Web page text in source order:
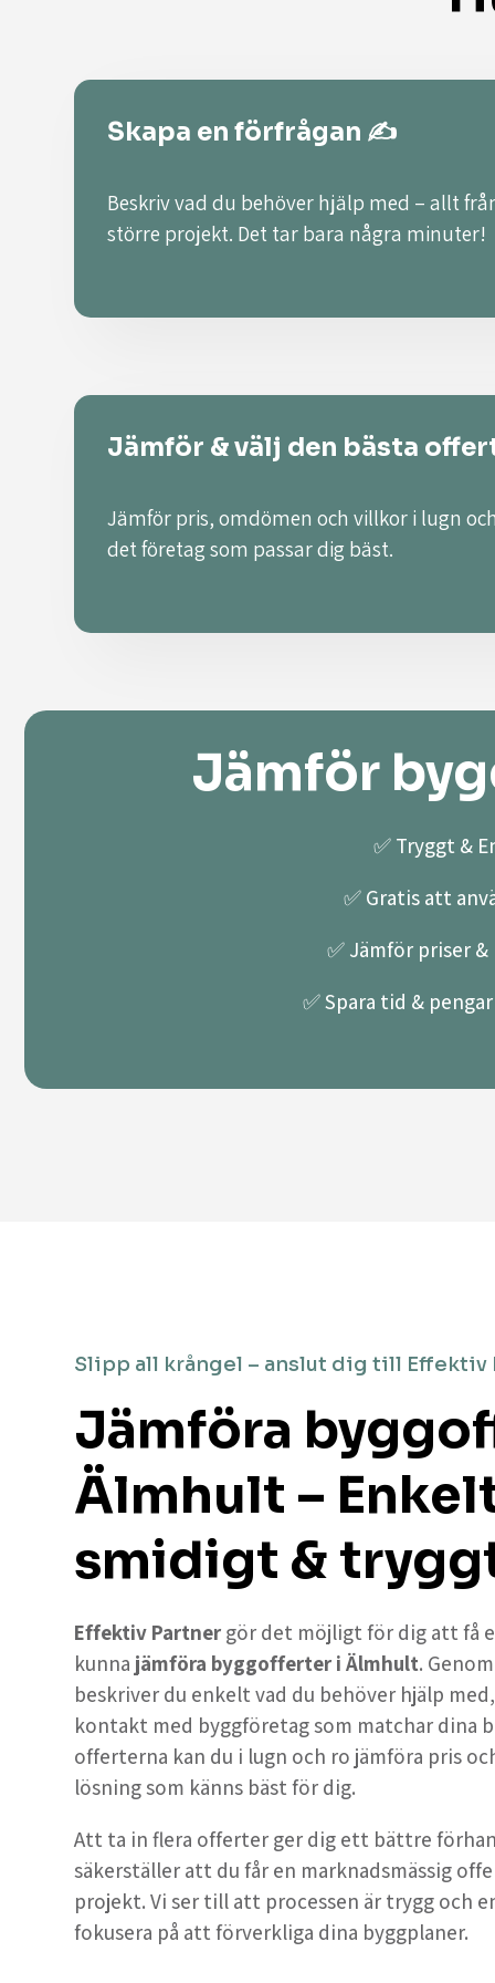
Skapa en förfrågan ✍️
Beskriv vad du behöver hjälp med – allt
större projekt. Det tar bara några minuter!
Jämför & välj den bästa
Jämför pris, omdömen och villkor i lugn
det företag som passar dig bäst.
Jämför
✅ Tryggt &
✅ Gratis att
✅ Jämför priser
✅ Spara tid &
Slipp all krångel – anslut dig till Effektiv
Jämföra
Älmhult –
smidigt &
Effektiv Partner gör det möjligt för dig att få
kunna jämföra byggofferter i Älmhult.
beskriver du enkelt vad du behöver hjälp
kontakt med byggföretag som matchar dina
offerterna kan du i lugn och ro jämföra pris
lösning som känns bäst för dig.
Att ta in flera offerter ger dig ett bättre
säkerställer att du får en marknadsmässig
projekt. Vi ser till att processen är trygg och
fokusera på att förverkliga dina byggplaner.